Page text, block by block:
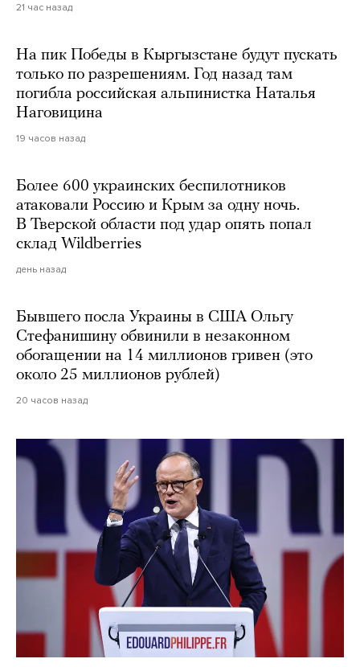
21 час назад
На пик Победы в Кыргызстане будут пускать
только по разрешениям. Год назад там
погибла российская альпинистка Наталья
Наговицина
19 часов назад
Более 600 украинских беспилотников
атаковали Россию и Крым за одну ночь.
В Тверской области под удар опять попал
склад Wildberries
день назад
Бывшего посла Украины в США Ольгу
Стефанишину обвинили в незаконном
обогащении на 14 миллионов гривен (это
около 25 миллионов рублей)
20 часов назад